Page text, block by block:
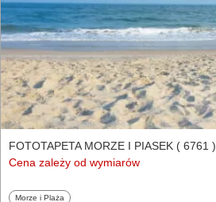
FOTOTAPETA MORZE I PIASEK ( 6761 )
Cena zależy od wymiarów
Fototapety
Morze i Plaża